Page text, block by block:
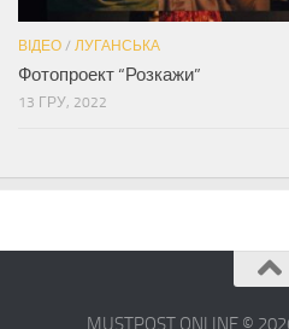
ВІДЕО / ЛУГАНСЬКА
Фотопроект “Розкажи”
13 ГРУ, 2022
MUSTPOST.ONLINE ©